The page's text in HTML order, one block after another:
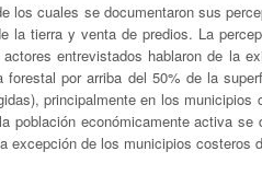
los cuales se documentaron sus
la tierra y venta de predios. La
entrevistados hablaron de la
por arriba del 50% de la
principalmente en los
población económicamente activa
excepción de los municipios costeros